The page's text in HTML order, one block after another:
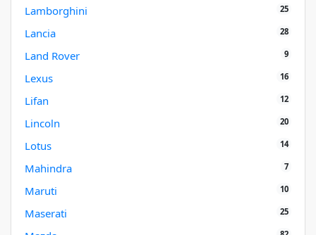
Lamborghini 25
Lancia 28
Land Rover 9
Lexus 16
Lifan 12
Lincoln 20
Lotus 14
Mahindra 7
Maruti 10
Maserati 25